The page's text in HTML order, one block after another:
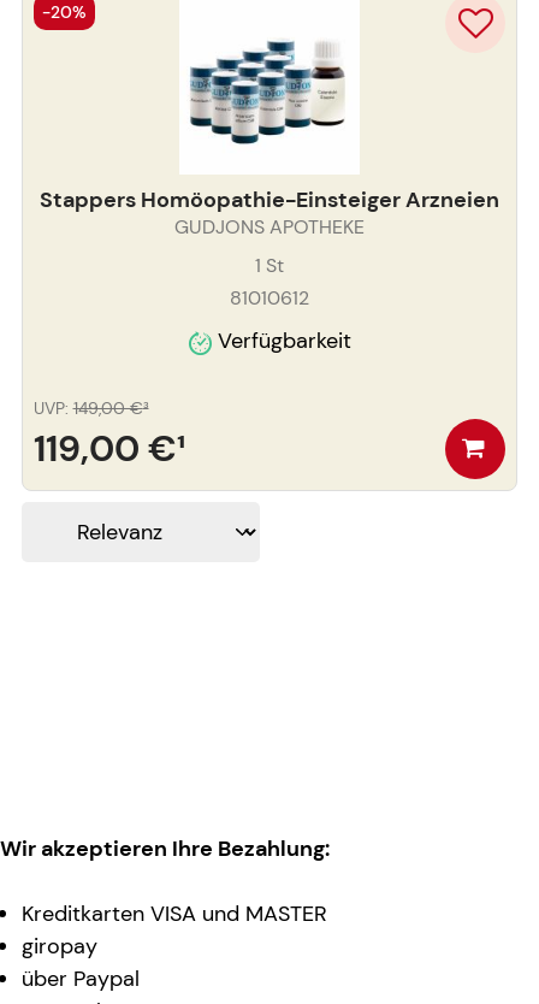
Stappers Homöopathie-Einsteiger Arzneien
GUDJONS APOTHEKE
1 St
81010612
Verfügbarkeit
119,00 €¹
UVP: 149,00 €³
-20%
Wir akzeptieren Ihre Bezahlung:
Kreditkarten VISA und MASTER
giropay
über Paypal